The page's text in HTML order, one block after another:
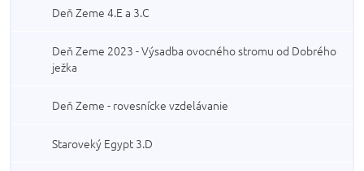
Deň Zeme 4.E a 3.C
Deň Zeme 2023 - Výsadba ovocného stromu od Dobrého
ježka
Deň Zeme - rovesnícke vzdelávanie
Staroveký Egypt 3.D